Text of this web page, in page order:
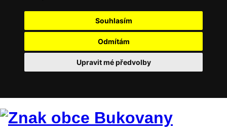
Souhlasím
Odmítám
Upravit mé předvolby